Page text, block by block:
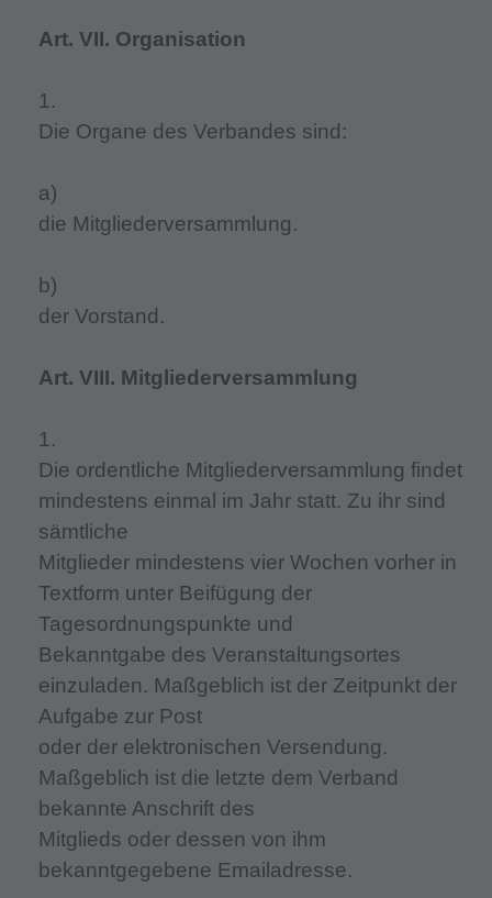
Art. VII. Organisation
1.
Die Organe des Verbandes sind:
a)
die Mitgliederversammlung.
b)
der Vorstand.
Art. VIII. Mitgliederversammlung
1.
Die ordentliche Mitgliederversammlung findet
mindestens einmal im Jahr statt. Zu ihr sind
sämtliche
Mitglieder mindestens vier Wochen vorher in
Textform unter Beifügung der
Tagesordnungspunkte und
Bekanntgabe des Veranstaltungsortes
einzuladen. Maßgeblich ist der Zeitpunkt der
Aufgabe zur Post
oder der elektronischen Versendung.
Maßgeblich ist die letzte dem Verband
bekannte Anschrift des
Mitglieds oder dessen von ihm
bekanntgegebene Emailadresse.